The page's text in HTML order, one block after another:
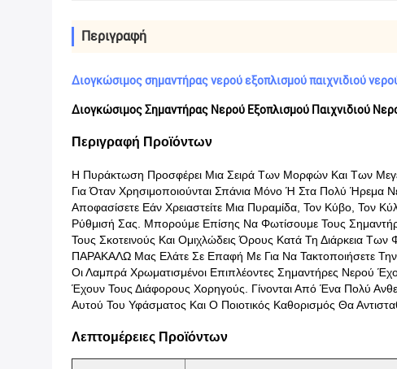
Περιγραφή
Διογκώσιμος σημαντήρας νερού εξοπλισμού παιχνιδιού
Διογκώσιμος Σημαντήρας Νερού Εξοπλισμού Παιχνιδιού
Περιγραφή Προϊόντων
Η Πυράκτωση Προσφέρει Μια Σειρά Των Μορφών Και Των
Για Όταν Χρησιμοποιούνται Σπάνια Μόνο Ή Στα Πολύ Ήρεμα
Αποφασίσετε Εάν Χρειαστείτε Μια Πυραμίδα, Τον Κύβο, Τον
Ρύθμισή Σας. Μπορούμε Επίσης Να Φωτίσουμε Τους
Τους Σκοτεινούς Και Ομιχλώδεις Όρους Κατά Τη Διάρκεια Των
ΠΑΡΑΚΑΛΩ Μας Ελάτε Σε Επαφή Με Για Να Τακτοποιήσετε
Οι Λαμπρά Χρωματισμένοι Επιπλέοντες Σημαντήρες Νερού
Έχουν Τους Διάφορους Χορηγούς. Γίνονται Από Ένα Πολύ
Αυτού Του Υφάσματος Και Ο Ποιοτικός Καθορισμός Θα
Λεπτομέρειες Προϊόντων